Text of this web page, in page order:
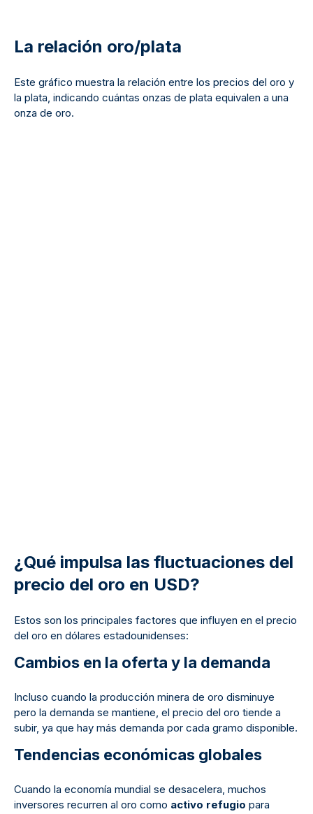
La relación oro/plata
Este gráfico muestra la relación entre los precios del oro y
la plata, indicando cuántas onzas de plata equivalen a una
onza de oro.
¿Qué impulsa las fluctuaciones del
precio del oro en USD?
Estos son los principales factores que influyen en el precio
del oro en dólares estadounidenses:
Cambios en la oferta y la demanda
Incluso cuando la producción minera de oro disminuye
pero la demanda se mantiene, el precio del oro tiende a
subir, ya que hay más demanda por cada gramo disponible.
Tendencias económicas globales
Cuando la economía mundial se desacelera, muchos
inversores recurren al oro como activo refugio para